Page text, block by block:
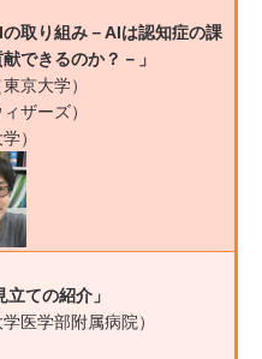
の取り組み－AIは認知症の課
できるのか？－」
京大学）
ザーズ）
）
ての紹介」
医学部附属病院）